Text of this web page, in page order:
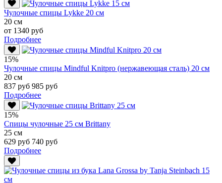
Чулочные спицы Lykke 20 см
20 см
от 1340 руб
Подробнее
15%
Чулочные спицы Mindful Knitpro (нержавеющая сталь) 20 см
20 см
837 руб 985 руб
Подробнее
15%
Спицы чулочные 25 см Brittany
25 см
629 руб 740 руб
Подробнее